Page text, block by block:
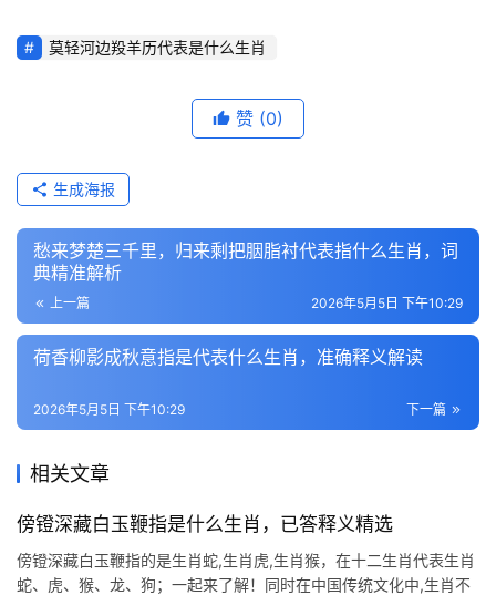
莫轻河边羖羊历代表是什么生肖
赞 (0)
生成海报
愁来梦楚三千里，归来剩把胭脂衬代表指什么生肖，词
典精准解析
上一篇 2026年5月5日 下午10:29
荷香柳影成秋意指是代表什么生肖，准确释义解读
下一篇
2026年5月5日 下午10:29
相关文章
傍镫深藏白玉鞭指是什么生肖，已答释义精选
傍镫深藏白玉鞭指的是生肖蛇,生肖虎,生肖猴，在十二生肖代表生肖
蛇、虎、猴、龙、狗；一起来了解！同时在中国传统文化中,生肖不